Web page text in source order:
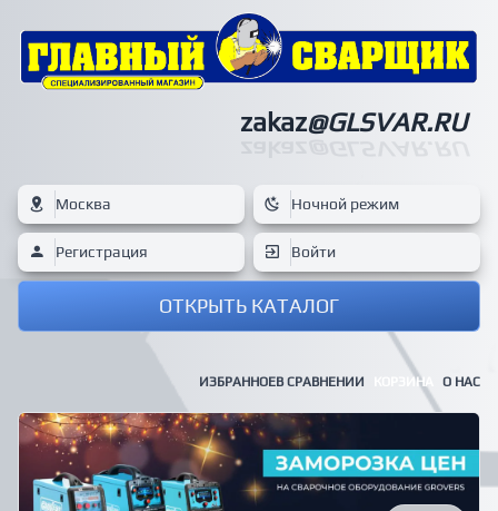
zakaz@GLSVAR.RU
Москва Ночной режим
Регистрация Войти
ОТКРЫТЬ КАТАЛОГ
ИЗБРАННОЕВ СРАВНЕНИИ КОРЗИНА О НАС